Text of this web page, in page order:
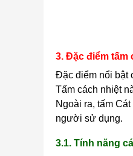
3. Đặc điểm tấm
Đặc điểm nổi bật
Tấm cách nhiệt
Ngoài ra, tấm
người sử dụng.
3.1. Tính năng